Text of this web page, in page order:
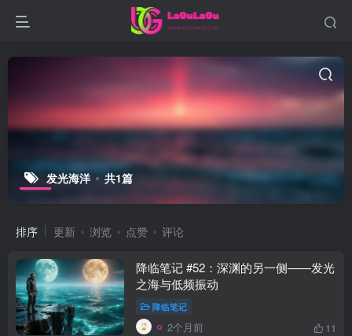
发光海洋 共1篇
排序 更新 浏览 点赞 评论
降临笔记 #52：深渊的另一侧——发光
之海与低频振动
降临笔记
2个月前 11